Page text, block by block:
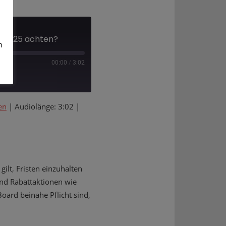
2025 achten?
00:00 / 3:02
TEILEN
| Audiolänge: 3:02 |
Fristen einzuhalten
Rabattaktionen wie
beinahe Pflicht sind,